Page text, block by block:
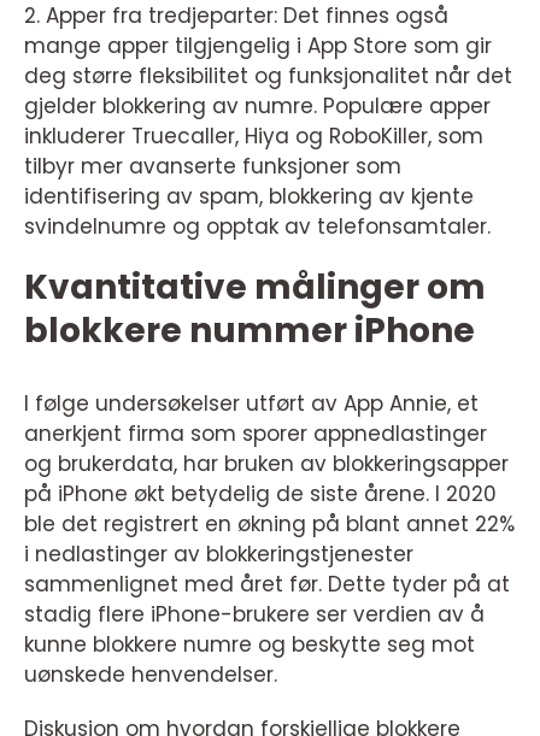
2. Apper fra tredjeparter: Det finnes også
mange apper tilgjengelig i App Store som gir
deg større fleksibilitet og funksjonalitet når det
gjelder blokkering av numre. Populære apper
inkluderer Truecaller, Hiya og RoboKiller, som
tilbyr mer avanserte funksjoner som
identifisering av spam, blokkering av kjente
svindelnumre og opptak av telefonsamtaler.
Kvantitative målinger om
blokkere nummer iPhone
I følge undersøkelser utført av App Annie, et
anerkjent firma som sporer appnedlastinger
og brukerdata, har bruken av blokkeringsapper
på iPhone økt betydelig de siste årene. I 2020
ble det registrert en økning på blant annet 22%
i nedlastinger av blokkeringstjenester
sammenlignet med året før. Dette tyder på at
stadig flere iPhone-brukere ser verdien av å
kunne blokkere numre og beskytte seg mot
uønskede henvendelser.
Diskusjon om hvordan forskjellige blokkere